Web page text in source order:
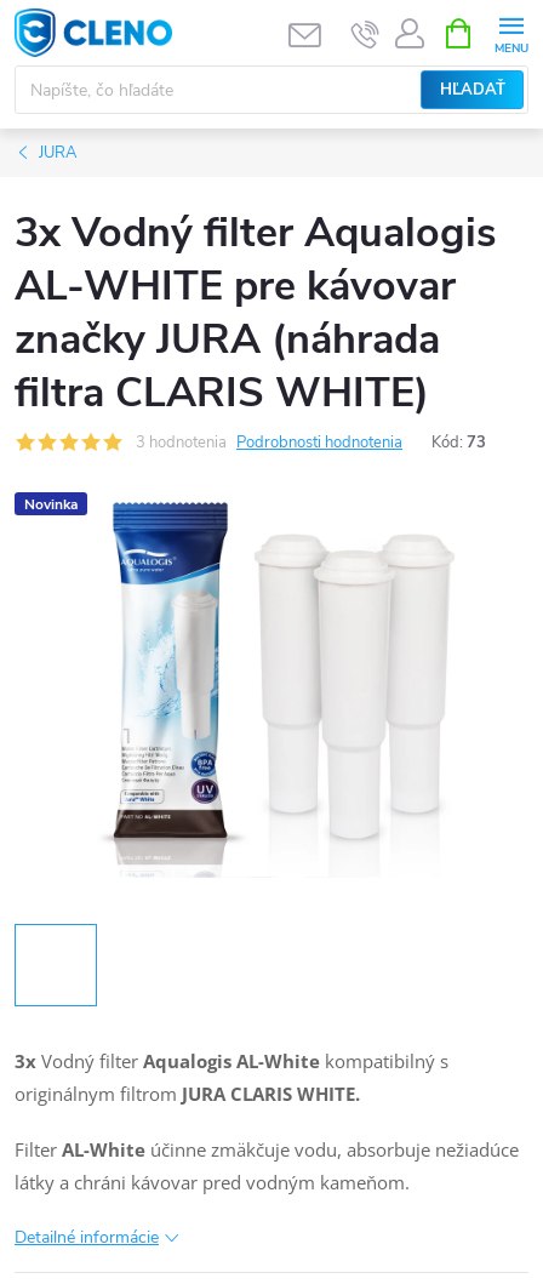
Prejsť
na
obsah
HĽADAŤ
KOŠÍK
JURA
3x Vodný filter Aqualogis
AL-WHITE pre kávovar
značky JURA (náhrada
filtra CLARIS WHITE)
3 hodnotenia Podrobnosti hodnotenia Kód: 73
Novinka
3x Vodný filter Aqualogis AL-White kompatibilný s
originálnym filtrom JURA CLARIS WHITE.
Filter AL-White účinne zmäkčuje vodu, absorbuje nežiadúce
látky a chráni kávovar pred vodným kameňom.
Detailné informácie